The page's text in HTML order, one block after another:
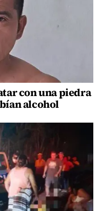
con una piedra
alcohol